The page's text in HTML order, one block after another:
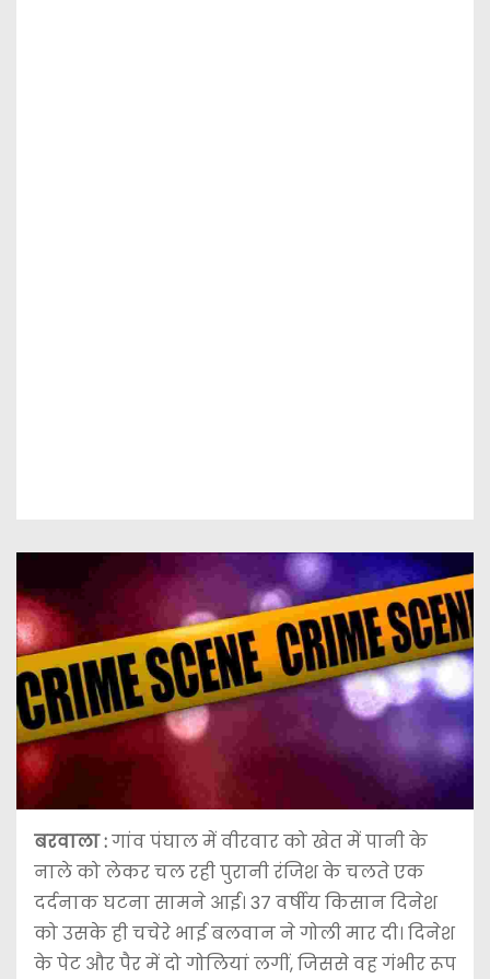
बरवाला :गांव पंघाल में वीरवार को खेत में पानी के
नाले को लेकर चल रही पुरानी रंजिश के चलते एक
दर्दनाक घटना सामने आई। 37 वर्षीय किसान दिनेश
को उसके ही चचेरे भाई बलवान ने गोली मार दी। दिनेश
के पेट और पैर में दो गोलियां लगीं, जिससे वह गंभीर रूप